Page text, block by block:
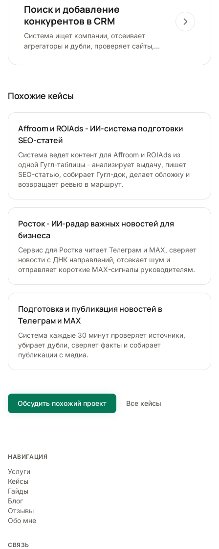
Поиск и добавление
конкурентов в CRM
Система ищет компании, отсеивает
агрегаторы и дубли, проверяет сайты,
полей в Vtiger.
Похожие кейсы
Affroom и ROIAds - ИИ-система подготовки
SEO-статей
Система ведет контент для Affroom и ROIAds из
одной Гугл-таблицы - анализирует выдачу, пишет
SEO-статью, собирает Гугл-док, делает обложку и
возвращает ревью в маршрут.
Росток - ИИ-радар важных новостей для
бизнеса
Сервис для Ростка читает Телеграм и MAX, сверяет
новости с ДНК направлений, отсекает шум и
отправляет короткие MAX-сигналы руководителям.
Подготовка и публикация новостей в
Телеграм и MAX
Система каждые 30 минут проверяет источники,
убирает дубли, сверяет факты и собирает
публикации с медиа.
Обсудить похожий проект Все кейсы
НАВИГАЦИЯ
Услуги
Кейсы
Гайды
Блог
Отзывы
Обо мне
СВЯЗЬ